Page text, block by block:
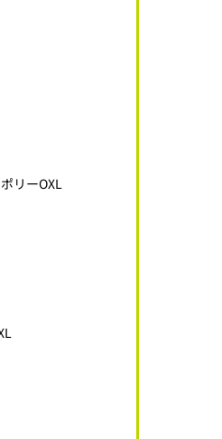
リーOXL